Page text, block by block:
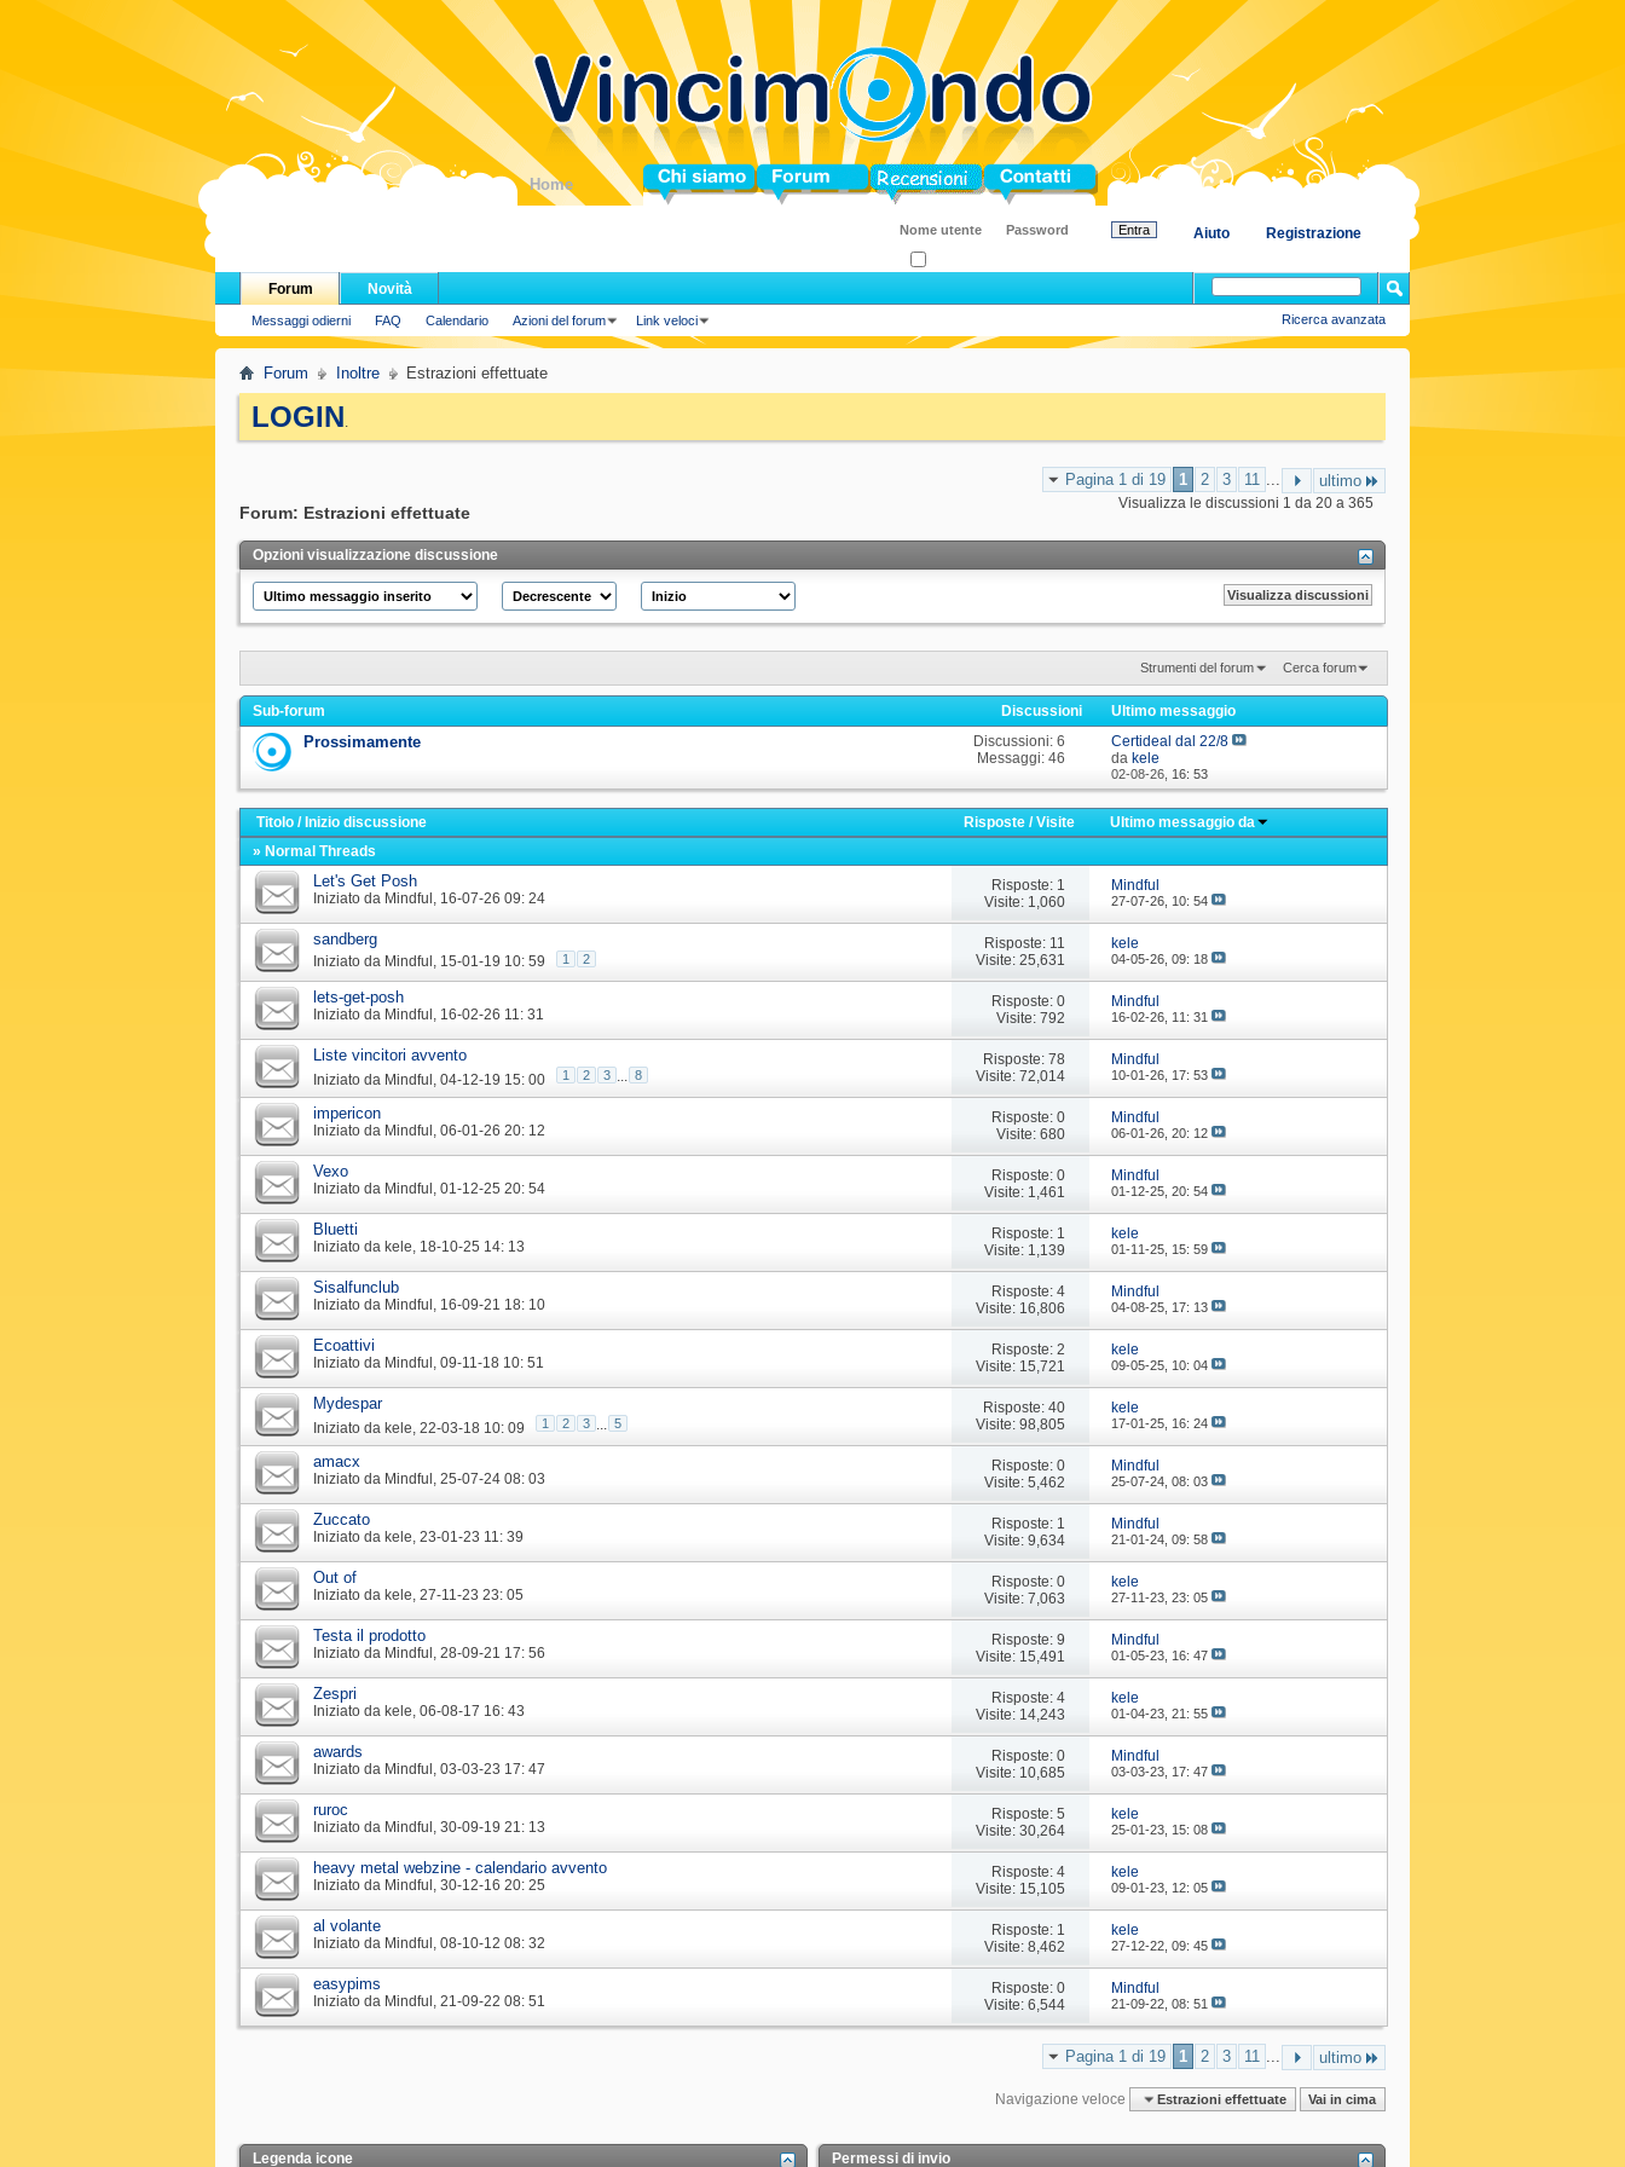
Home Chi siamo Forum Blog Contatti
Registrazione
Aiuto
Forum
Messaggi odierni FAQ Calendario Azioni del forum Link veloci
Novità
Ricerca avanzata
Forum Inoltre Estrazioni effettuate
LOGIN.
Pagina 1 di 19 1 2 3 11 ... ultimo
Visualizza le discussioni 1 da 20 a 365
Forum: Estrazioni effettuate
Opzioni visualizzazione discussione
Strumenti del forum Cerca forum
Sub-forum Discussioni Ultimo messaggio
Prossimamente
Discussioni: 6
Messaggi: 46
Certideal dal 22/8
dakele
02-08-26, 16: 53
Titolo /Inizio discussione Risposte/Visite
Ultimo messaggio da
» Normal Threads
Let's Get Posh
Iniziato da Mindful‎, 16-07-26 09: 24
Risposte: 1
Visite: 1,060
Mindful
27-07-26, 10: 54
sandberg
Iniziato da Mindful‎, 15-01-19 10: 59 1 2
Risposte: 11
Visite: 25,631
kele
04-05-26,09: 18
lets-get-posh
Iniziato da Mindful‎, 16-02-26 11: 31
Risposte: 0
Visite: 792
Mindful
16-02-26, 11: 31
Liste vincitori avvento
Iniziato da Mindful‎, 04-12-19 15: 00 1 2 3 ... 8
Risposte: 78
Visite: 72,014
Mindful
10-01-26, 17: 53
impericon
Iniziato da Mindful‎, 06-01-26 20: 12
Risposte: 0
Visite: 680
Mindful
06-01-26,20: 12
Vexo
Iniziato da Mindful‎, 01-12-25 20: 54
Risposte: 0
Visite: 1,461
Mindful
01-12-25,20: 54
Bluetti
Iniziato da kele‎, 18-10-25 14: 13
Risposte: 1
Visite: 1,139
kele
01-11-25, 15: 59
Sisalfunclub
Iniziato da Mindful‎, 16-09-21 18: 10
Risposte: 4
Visite: 16,806
Mindful
04-08-25, 17: 13
Ecoattivi
Iniziato da Mindful‎, 09-11-18 10: 51
Risposte: 2
Visite: 15,721
kele
09-05-25, 10: 04
Mydespar
Iniziato da kele‎, 22-03-18 10: 09 1 2 3 ... 5
Risposte: 40
Visite: 98,805
kele
17-01-25, 16: 24
amacx
Iniziato da Mindful‎, 25-07-24 08: 03
Risposte: 0
Visite: 5,462
Mindful
25-07-24,08: 03
Zuccato
Iniziato da kele‎, 23-01-23 11: 39
Risposte: 1
Visite: 9,634
Mindful
21-01-24,09: 58
Out of
Iniziato da kele‎, 27-11-23 23: 05
Risposte: 0
Visite: 7,063
kele
27-11-23,23: 05
Testa il prodotto
Iniziato da Mindful‎, 28-09-21 17: 56
Risposte: 9
Visite: 15,491
Mindful
01-05-23, 16: 47
Zespri
Iniziato da kele‎, 06-08-17 16: 43
Risposte: 4
Visite: 14,243
kele
01-04-23,21: 55
awards
Iniziato da Mindful‎, 03-03-23 17: 47
Risposte: 0
Visite: 10,685
Mindful
03-03-23, 17: 47
ruroc
Iniziato da Mindful‎, 30-09-19 21: 13
Risposte: 5
Visite: 30,264
kele
25-01-23, 15: 08
heavy metal webzine - calendario avvento
Iniziato da Mindful‎, 30-12-16 20: 25
Risposte: 4
Visite: 15,105
kele
09-01-23, 12: 05
al volante
Iniziato da Mindful‎, 08-10-12 08: 32
Risposte: 1
Visite: 8,462
kele
27-12-22,09: 45
easypims
Iniziato da Mindful‎, 21-09-22 08: 51
Risposte: 0
Visite: 6,544
Mindful
21-09-22,08: 51
Pagina 1 di 19 1 2 3 11 ultimo
Navigazione veloce Estrazioni effettuate Vai in cima
Legenda icone Permessi di invio